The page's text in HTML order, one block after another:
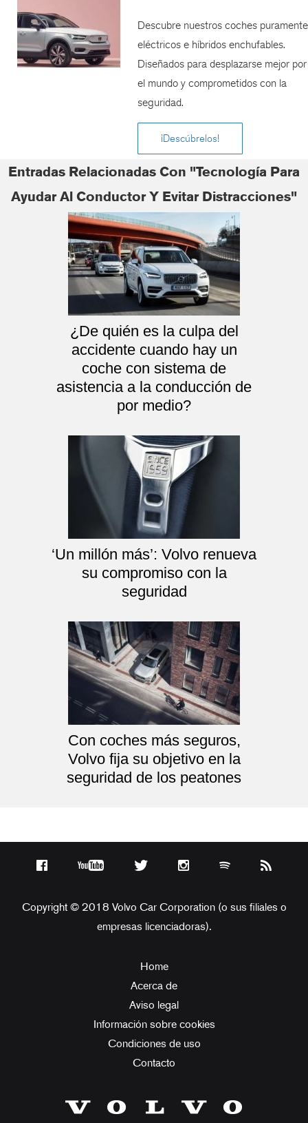
Descubre nuestros coches puramente
eléctricos e híbridos enchufables.
Diseñados para desplazarse mejor por
el mundo y comprometidos con la
seguridad.
¡Descúbrelos!
Entradas Relacionadas Con "Tecnología Para
Ayudar Al Conductor Y Evitar Distracciones"
¿De quién es la culpa del
accidente cuando hay un
coche con sistema de
asistencia a la conducción de
por medio?
‘Un millón más’: Volvo renueva
su compromiso con la
seguridad
Con coches más seguros,
Volvo fija su objetivo en la
seguridad de los peatones
Copyright © 2018 Volvo Car Corporation (o sus filiales o
empresas licenciadoras).
Home
Acerca de
Aviso legal
Información sobre cookies
Condiciones de uso
Contacto